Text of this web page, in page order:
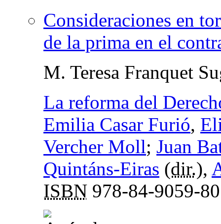
Consideraciones en
de la prima en el
M. Teresa Franquet
La reforma del
Emilia Casar Furió,
Vercher Moll; Juan
Quintáns-Eiras (dir.),
ISBN 978-84-9059-